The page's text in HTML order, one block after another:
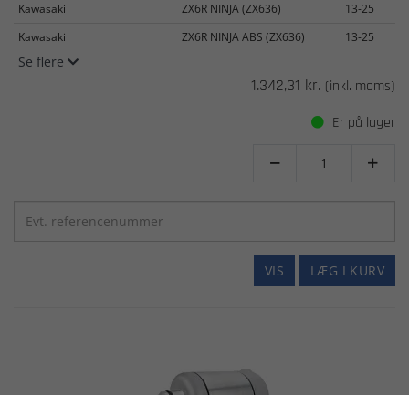
Kawasaki
ZX6R NINJA (ZX636)
13-25
Kawasaki
ZX6R NINJA ABS (ZX636) 13-25
Se flere
1.342,31 kr. (inkl. moms)
Er på lager
 
LÆG I KURV
VIS